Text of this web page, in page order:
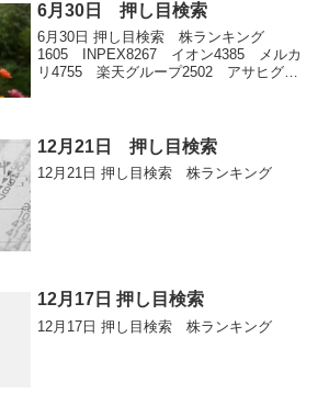
6月30日 押し目検索
6月30日 押し目検索 株ランキング
1605 INPEX8267 イオン4385 メルカ
リ4755 楽天グループ2502 アサヒグル
12月21日 押し目検索
12月21日 押し目検索 株ランキング
12月17日 押し目検索
12月17日 押し目検索 株ランキング